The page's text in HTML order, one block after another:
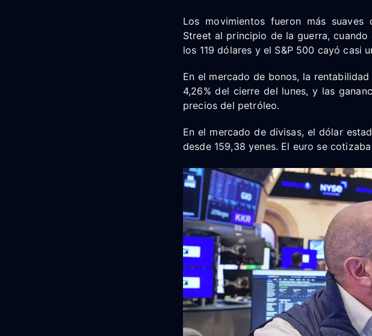
Los movimientos fueron más suaves
Street al principio de la guerra,
los 119 dólares y el S&P 500 cayó casi
En el mercado de bonos, la
4,26% del cierre del lunes, y las
precios del petróleo.
En el mercado de divisas, el dólar
desde 159,38 yenes. El euro se